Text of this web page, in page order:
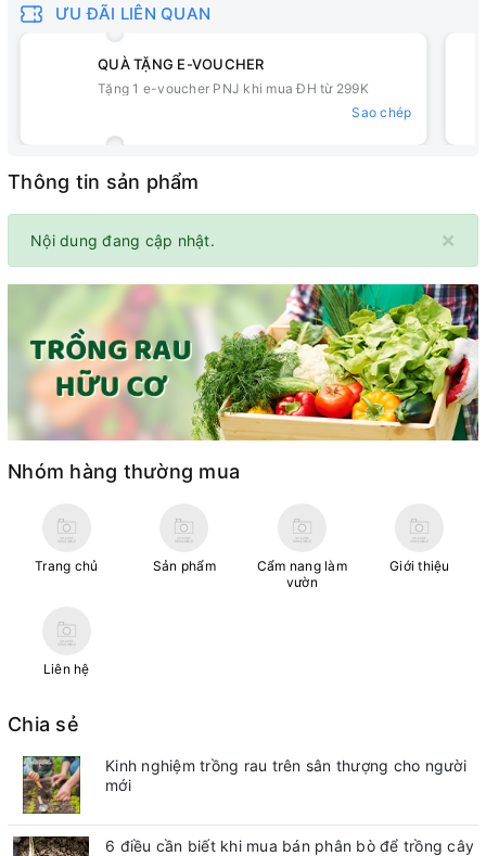
ƯU ĐÃI LIÊN QUAN
QUÀ TẶNG E-VOUCHER
Tặng 1 e-voucher PNJ khi mua ĐH từ 299K
Sao chép
Thông tin sản phẩm
×
Nội dung đang cập nhật.
Nhóm hàng thường mua
Trang chủ Sản phẩm
Cẩm nang làm
vườn
Giới thiệu
Liên hệ
Chia sẻ
Kinh nghiệm trồng rau trên sân thượng cho người
mới
6 điều cần biết khi mua bán phân bò để trồng cây